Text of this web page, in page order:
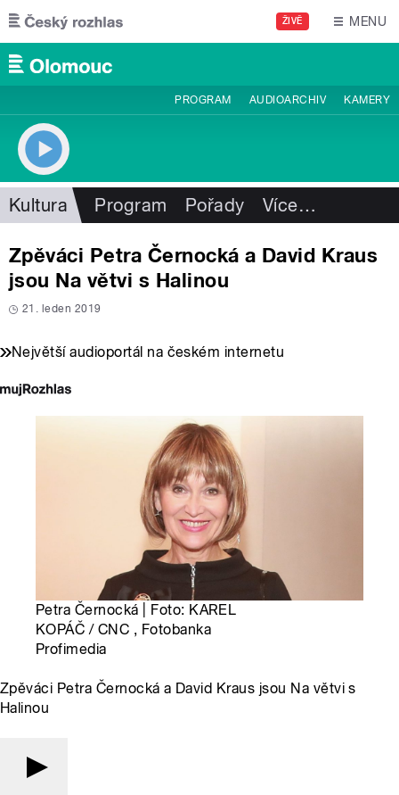
Přejít k hlavnímu obsahu
ŽIVĚ MENU
PROGRAM AUDIOARCHIV KAMERY
Kultura Program Pořady Více…
Zpěváci Petra Černocká a David Kraus
jsou Na větvi s Halinou
21. leden 2019
Největší audioportál na českém internetu
Petra Černocká | Foto: KAREL
KOPÁČ / CNC , Fotobanka
Profimedia
Zpěváci Petra Černocká a David Kraus jsou Na větvi s
Halinou